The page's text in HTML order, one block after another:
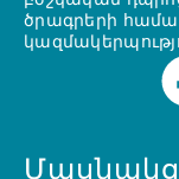
ծրագրերի